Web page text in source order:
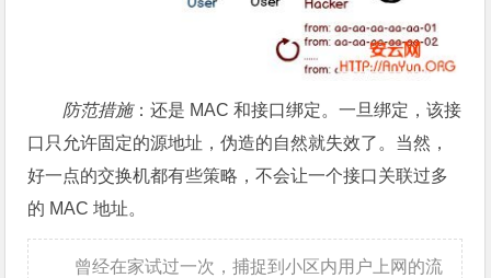
防范措施：还是 MAC 和接口绑定。一旦绑定，该接
口只允许固定的源地址，伪造的自然就失效了。当然，
好一点的交换机都有些策略，不会让一个接口关联过多
的 MAC 地址。
曾经在家试过一次，捕捉到小区内用户上网的流